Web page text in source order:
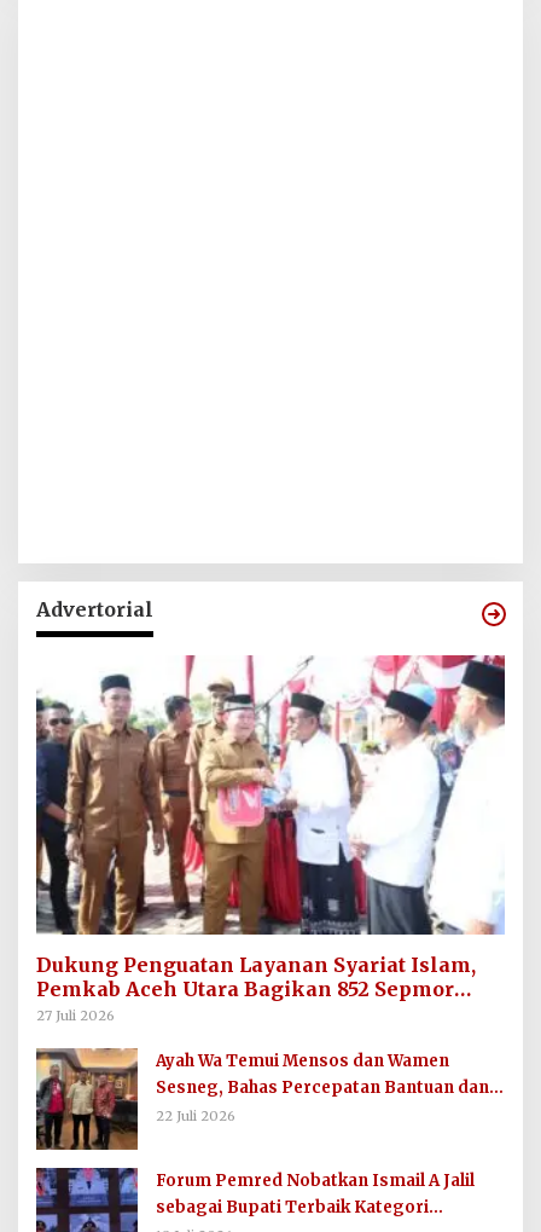
Advertorial
Dukung Penguatan Layanan Syariat Islam,
Pemkab Aceh Utara Bagikan 852 Sepmor
untuk Imum Gampong
27 Juli 2026
Ayah Wa Temui Mensos dan Wamen
Sesneg, Bahas Percepatan Bantuan dan
Dana Direktif Presiden
22 Juli 2026
Forum Pemred Nobatkan Ismail A Jalil
sebagai Bupati Terbaik Kategori